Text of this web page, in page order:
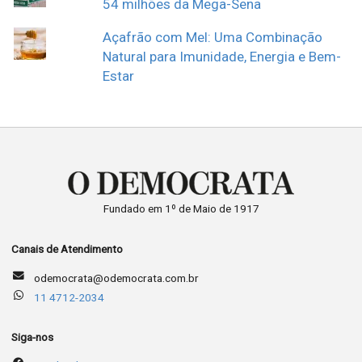
54 milhões da Mega-Sena
Açafrão com Mel: Uma Combinação
Natural para Imunidade, Energia e Bem-
Estar
Fundado em 1º de Maio de 1917
Canais de Atendimento
odemocrata@odemocrata.com.br
11 4712-2034
Siga-nos